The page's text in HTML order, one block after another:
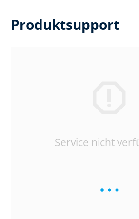
Produktsupport
Service nicht